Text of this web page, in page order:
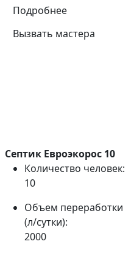
Подробнее
Вызвать мастера
Септик Евроэкорос 10
Количество человек:
10
Объем переработки
(л/сутки):
2000